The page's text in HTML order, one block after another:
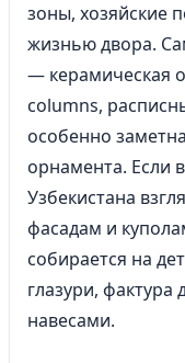
зоны, хозяйские
жизнью двора.
— керамическая
columns,
особенно
орнамента. Если
Узбекистана
фасадам и
собирается на
глазури, фактура
навесами.